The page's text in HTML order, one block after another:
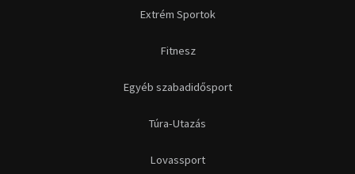
Extrém Sportok
Fitnesz
Egyéb szabadidősport
Túra-Utazás
Lovassport